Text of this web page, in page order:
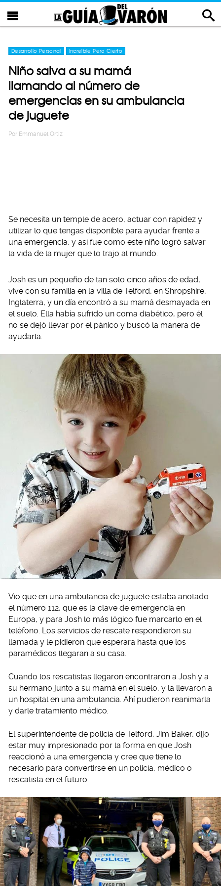
Desarrollo Personal Increíble Pero Cierto
Niño salva a su mamá
llamando al número de
emergencias en su ambulancia
de juguete
Por Emmanuel Ortiz
Se necesita un temple de acero, actuar con rapidez y
utilizar lo que tengas disponible para ayudar frente a
una emergencia, y así fue como este niño logró salvar
la vida de la mujer que lo trajo al mundo.
Josh es un pequeño de tan solo cinco años de edad,
vive con su familia en la villa de Telford, en Shropshire,
Inglaterra, y un día encontró a su mamá desmayada en
el suelo. Ella había sufrido un coma diabético, pero él
no se dejó llevar por el pánico y buscó la manera de
ayudarla.
Vio que en una ambulancia de juguete estaba anotado
el número 112, que es la clave de emergencia en
Europa, y para Josh lo más lógico fue marcarlo en el
teléfono. Los servicios de rescate respondieron su
llamada y le pidieron que esperara hasta que los
paramédicos llegaran a su casa.
Cuando los rescatistas llegaron encontraron a Josh y a
su hermano junto a su mamá en el suelo, y la llevaron a
un hospital en una ambulancia. Ahí pudieron reanimarla
y darle tratamiento médico.
El superintendente de policía de Telford, Jim Baker, dijo
estar muy impresionado por la forma en que Josh
reaccionó a una emergencia y cree que tiene lo
necesario para convertirse en un policía, médico o
rescatista en el futuro.